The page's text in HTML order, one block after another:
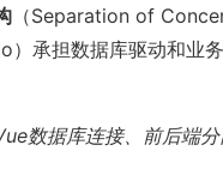
（Separation of
承担数据库驱动和业
数据库连接、前后端